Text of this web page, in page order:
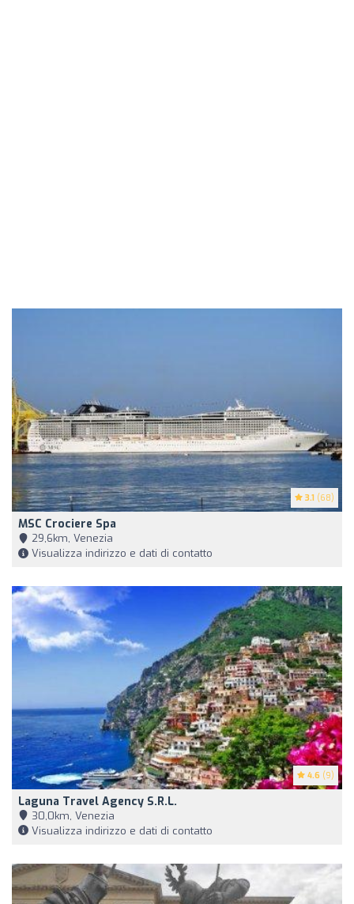
3.1 (68)
MSC Crociere Spa
29,6km, Venezia
Visualizza indirizzo e dati di contatto
4.6 (9)
Laguna Travel Agency S.R.L.
30,0km, Venezia
Visualizza indirizzo e dati di contatto